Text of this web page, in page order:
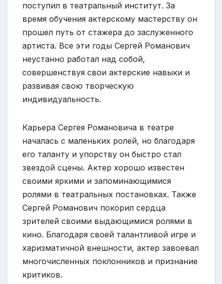
поступил в театральный институт. За
время обучения актерскому мастерству он
прошел путь от стажера до заслуженного
артиста. Все эти годы Сергей Романович
неустанно работал над собой,
совершенствуя свои актерские навыки и
развивая свою творческую
индивидуальность.
Карьера Сергея Романовича в театре
началась с маленьких ролей, но благодаря
его таланту и упорству он быстро стал
звездой сцены. Актер хорошо известен
своими яркими и запоминающимися
ролями в театральных постановках. Также
Сергей Романович покорил сердца
зрителей своими выдающимися ролями в
кино. Благодаря своей талантливой игре и
харизматичной внешности, актер завоевал
многочисленных поклонников и признание
критиков.